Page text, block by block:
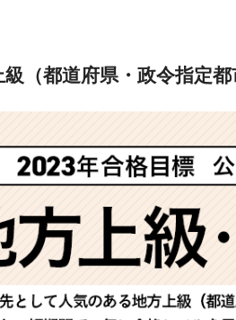
級（都道府県・政令指定